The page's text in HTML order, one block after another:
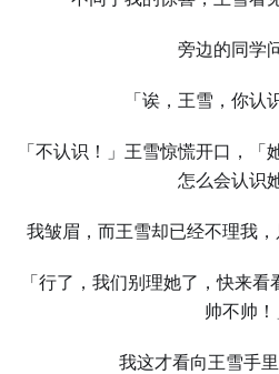
旁边的同学
「诶，王雪，你认
「不认识！」王雪惊慌开口，
怎么会认识
我皱眉，而王雪却已经不理我，
「行了，我们别理她了，快来
帅不帅！
我这才看向王雪手